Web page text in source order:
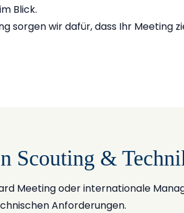
Blick.
sorgen wir dafür, dass Ihr Meeting
Scouting &
Meeting oder internationale
Anforderungen.